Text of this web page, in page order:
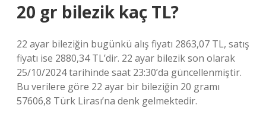
20 gr bilezik kaç TL?
22 ayar bileziğin bugünkü alış fiyatı 2863,07 TL, satış
fiyatı ise 2880,34 TL’dir. 22 ayar bilezik son olarak
25/10/2024 tarihinde saat 23:30’da güncellenmiştir.
Bu verilere göre 22 ayar bir bileziğin 20 gramı
57606,8 Türk Lirası’na denk gelmektedir.